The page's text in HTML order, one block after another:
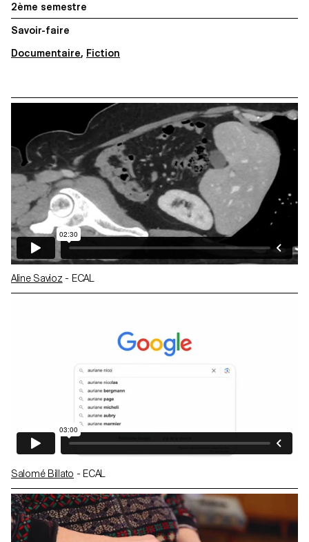
2ème semestre
Savoir-faire
Documentaire, Fiction
Aline Savioz - ECAL
Salomé Billato - ECAL